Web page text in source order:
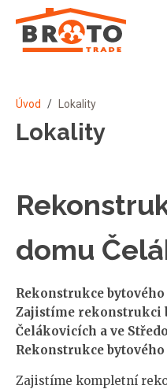
Úvod / Lokality
Lokality
domu
Rekonstrukce
Zajistíme rekonstrukci
Čelákovicích a ve
Rekonstrukce bytového
Zajistíme kompletní